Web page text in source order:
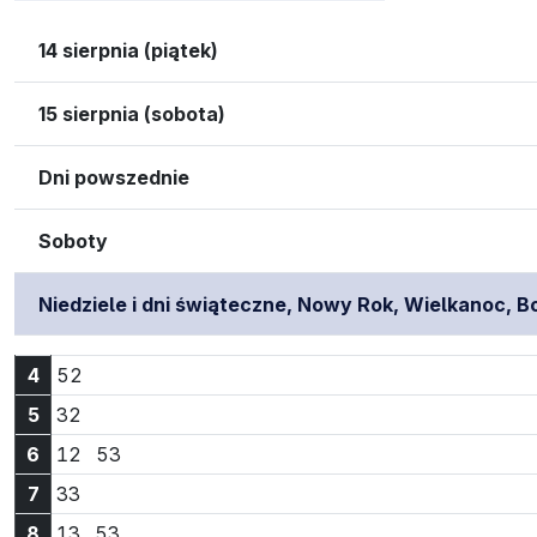
14 sierpnia (piątek)
15 sierpnia (sobota)
Dni powszednie
Soboty
Niedziele i dni świąteczne, Nowy Rok, Wielkanoc,
4 52
5
32
6
12 Godzina 6:12
53
7
33
Godzina 8:13